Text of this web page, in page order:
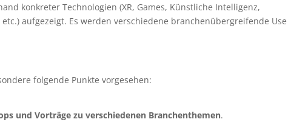
konkreter Technologien (XR, Games, Künstliche Intelligenz,
aufgezeigt. Es werden verschiedene branchenübergreifende Use
folgende Punkte vorgesehen:
und Vorträge zu verschiedenen Branchenthemen.